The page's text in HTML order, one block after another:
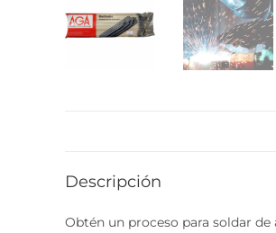
Descripción
Obtén un proceso para soldar